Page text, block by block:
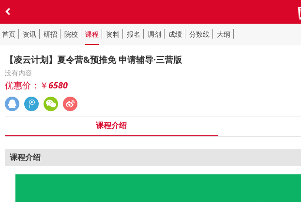
首页 资讯 研招 院校 课程 资料 报名 调剂 成绩 分数线 大纲
【凌云计划】夏令营&预推免 申请辅导·三营版
没有内容
优惠价：￥6580
课程介绍
课程介绍